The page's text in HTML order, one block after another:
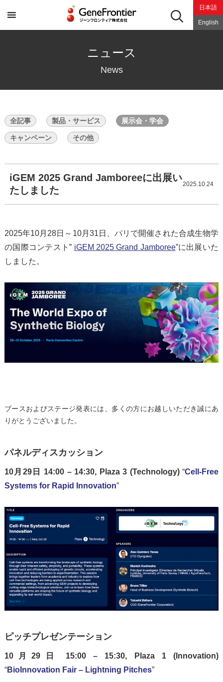
content
日本語
English
ニュース
News
全記事 製品・サービス 展示会・学会
キャンペーン その他
iGEM 2025 Grand Jamboreeに出展い
たしました
2025.10.24
2025年10月28日～10月31日、パリで開催された合成生物学
の国際コンテスト” iGEM 2025 Grand Jamboree”に出展いた
しました。
ブースおよびステージ発表には、多くの方にお越しいただき誠にあ
りがとうございました。
パネルディスカッション
10月29日 14:00 – 14:30, Plaza 3 (Technology)“Cell-Free
Systems for Rapid Innovation”
ピッチプレゼンテーション
10月29日 15:00 – 15:30, Plaza 1 (Innovation)
“BioInnovation Fair – Lightning Pitches”